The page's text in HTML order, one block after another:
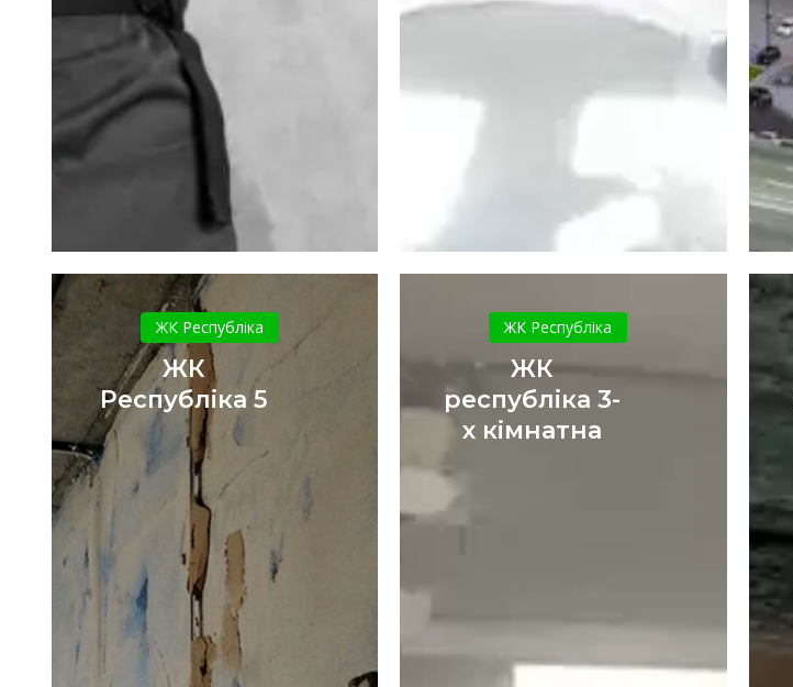
Республіка
5
ЖК Республіка
ЖК
Республіка 5
республіка
3-
кімнатна
ЖК Республіка
ЖК
республіка 3-
х кімнатна